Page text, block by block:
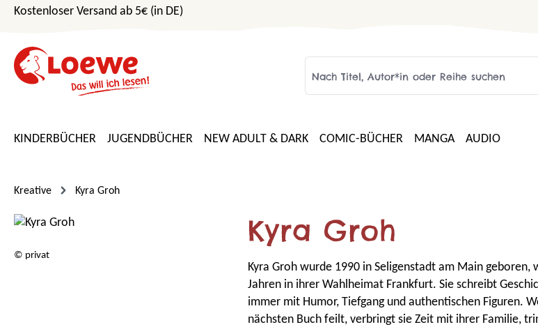
Hauptinhalt springen
Zur Suche springen
Zur Hauptnavigation springen
Kostenloser Versand ab 5€ (in DE)
KINDERBÜCHER JUGENDBÜCHER NEW ADULT & DARK COMIC-BÜCHER MANGA AUDIO
Kreative Kyra Groh
© privat
Kyra Groh
Kyra Groh wurde 1990 in Seligenstadt am Main
Jahren in ihrer Wahlheimat Frankfurt. Sie schreibt
immer mit Humor, Tiefgang und authentischen Figuren.
nächsten Buch feilt, verbringt sie Zeit mit ihrer Familie,